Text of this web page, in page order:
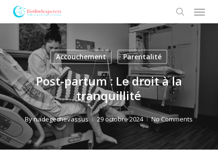
content
search
Menu
Accouchement Parentalité
Post-partum : Le droit à la
tranquillité
Bynadegechevassus 29 octobre 2024 No Comments